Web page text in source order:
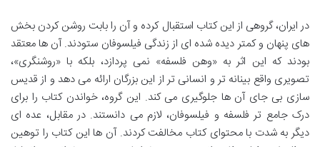
در ایران، گروهی از این کتاب استقبال کرده و آن را بابت روشن کردن بخش
های پنهان و کمتر دیده شده ای از زندگی فیلسوفان ستودند. آن ها معتقد
بودند که این اثر به «وهن فلسفه» نمی پردازد، بلکه با «روشنگری»،
تصویری واقع بینانه تر و انسانی تر از این بزرگان ارائه می دهد و از قدیس
سازی بی جای آن ها جلوگیری می کند. این گروه، خواندن کتاب را برای
درک جامع تر فلسفه و فیلسوفان، لازم می دانستند. در مقابل، عده ای
دیگر به شدت با محتوای کتاب مخالفت کردند. آن ها این کتاب را توهین